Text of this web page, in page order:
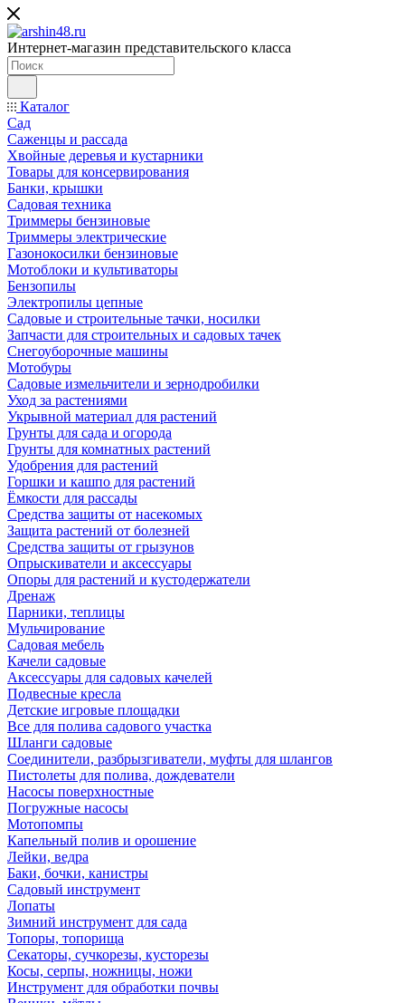
Интернет-магазин представительского класса
Каталог
Сад
Саженцы и рассада
Хвойные деревья и кустарники
Товары для консервирования
Банки, крышки
Садовая техника
Триммеры бензиновые
Триммеры электрические
Газонокосилки бензиновые
Мотоблоки и культиваторы
Бензопилы
Электропилы цепные
Садовые и строительные тачки, носилки
Запчасти для строительных и садовых тачек
Снегоуборочные машины
Мотобуры
Садовые измельчители и зернодробилки
Уход за растениями
Укрывной материал для растений
Грунты для сада и огорода
Грунты для комнатных растений
Удобрения для растений
Горшки и кашпо для растений
Ёмкости для рассады
Средства защиты от насекомых
Защита растений от болезней
Средства защиты от грызунов
Опрыскиватели и аксессуары
Опоры для растений и кустодержатели
Дренаж
Парники, теплицы
Мульчирование
Садовая мебель
Качели садовые
Аксессуары для садовых качелей
Подвесные кресла
Детские игровые площадки
Все для полива садового участка
Шланги садовые
Соединители, разбрызгиватели, муфты для шлангов
Пистолеты для полива, дождеватели
Насосы поверхностные
Погружные насосы
Мотопомпы
Капельный полив и орошение
Лейки, ведра
Баки, бочки, канистры
Садовый инструмент
Лопаты
Зимний инструмент для сада
Топоры, топорища
Секаторы, сучкорезы, кусторезы
Косы, серпы, ножницы, ножи
Инструмент для обработки почвы